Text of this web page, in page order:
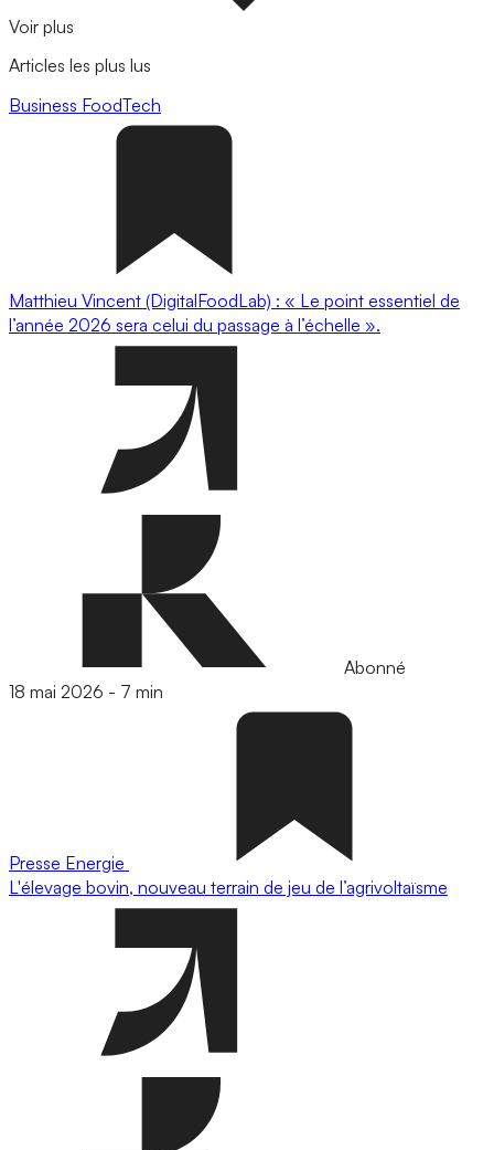
Voir plus
Articles les plus lus
Business FoodTech
Matthieu Vincent (DigitalFoodLab) : « Le point essentiel de
l’année 2026 sera celui du passage à l’échelle ».
Abonné
18 mai 2026 - 7 min
Presse Energie
L'élevage bovin, nouveau terrain de jeu de l’agrivoltaïsme